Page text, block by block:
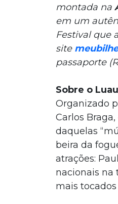
montada na
em um
Festival que
site
passaporte
Sobre o
Organizado
Carlos
daquelas
beira da
atrações:
nacionais na
mais